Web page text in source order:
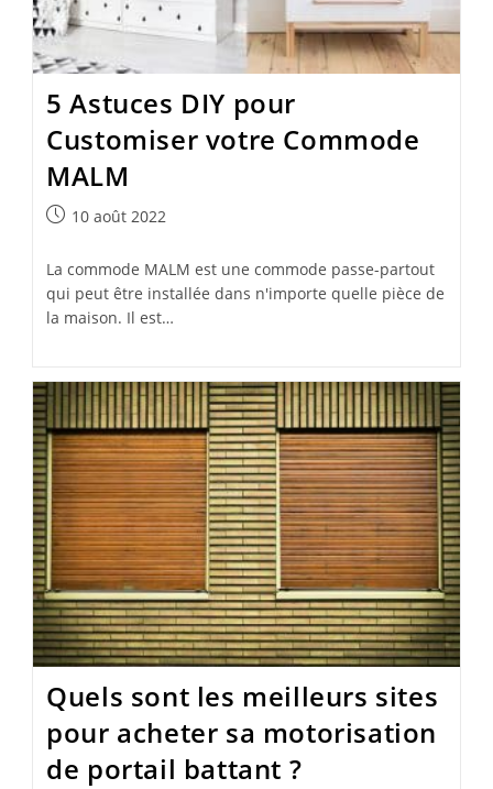
5 Astuces DIY pour
Customiser votre Commode
MALM
Publication
10 août 2022
La commode MALM est une commode passe-partout
qui peut être installée dans n'importe quelle pièce de
la maison. Il est…
Quels sont les meilleurs sites
pour acheter sa motorisation
de portail battant ?